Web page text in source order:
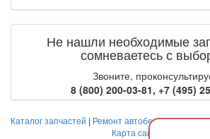
Не нашли необходимые
сомневаетесь с
Звоните,
8 (800) 200-03-81, +7 (495)
Каталог запчастей | Ремонт
Карта сайта